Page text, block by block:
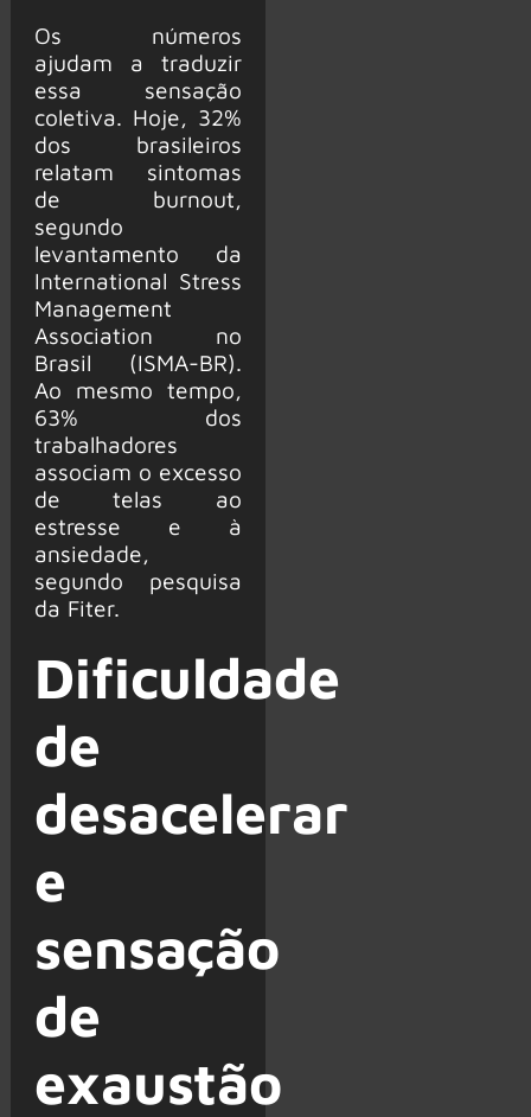
Os números
ajudam a traduzir
essa sensação
coletiva. Hoje, 32%
dos brasileiros
relatam sintomas
de burnout,
segundo
levantamento da
International Stress
Management
Association no
Brasil (ISMA-BR).
Ao mesmo tempo,
63% dos
trabalhadores
associam o excesso
de telas ao
estresse e à
ansiedade,
segundo pesquisa
da Fiter.
Dificuldade
de
desacelerar
e
sensação
de
exaustão